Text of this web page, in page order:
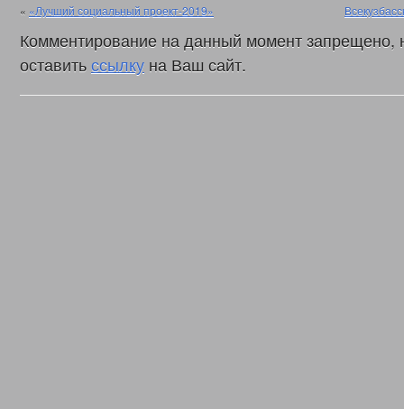
« «Лучший социальный проект-2019»
Комментирование на данный момент запрещено,
оставитьссылку на Ваш сайт.